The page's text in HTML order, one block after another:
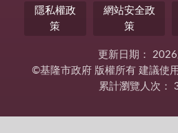
隱私權政
策
網站安全政
策
更新日期：
©基隆市政府 版權所有 建議使
累計瀏覽人次：